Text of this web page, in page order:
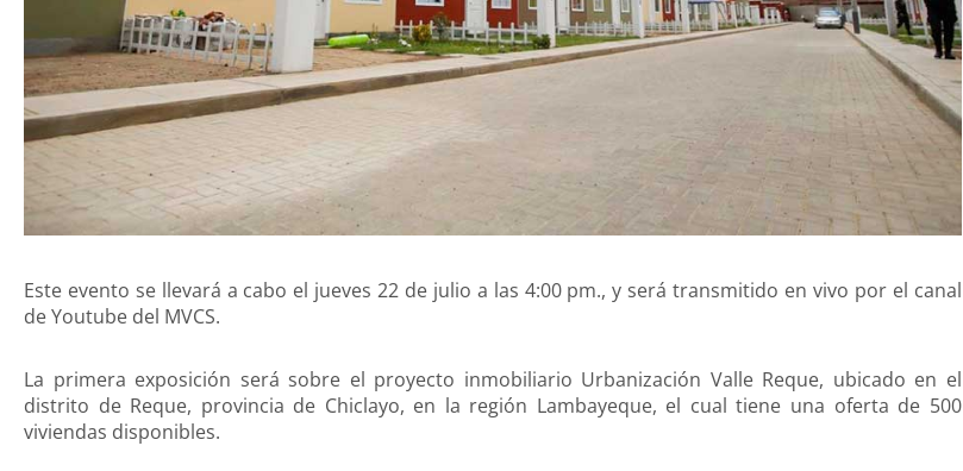
Este evento se llevará a cabo el jueves 22 de julio a las 4:00 pm., y será transmitido en vivo por el canal
de Youtube del MVCS.
La primera exposición será sobre el proyecto inmobiliario Urbanización Valle Reque, ubicado en el
distrito de Reque, provincia de Chiclayo, en la región Lambayeque, el cual tiene una oferta de 500
viviendas disponibles.